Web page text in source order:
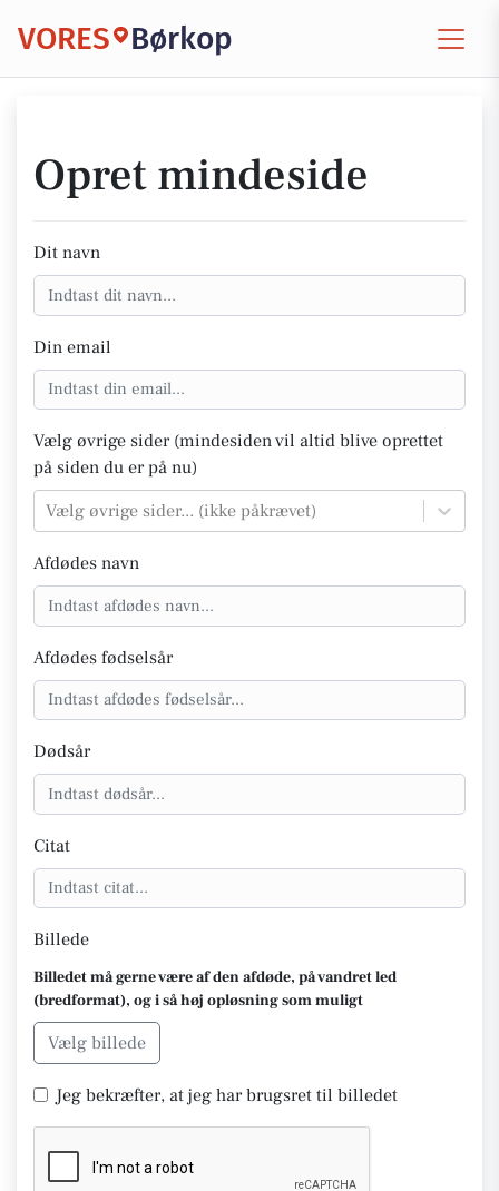
VORES Børkop
Opret mindeside
Dit navn
Din email
Vælg øvrige sider (mindesiden vil altid blive oprettet
på siden du er på nu)
Vælg øvrige sider... (ikke påkrævet)
Afdødes navn
Afdødes fødselsår
Dødsår
Citat
Billede
Billedet må gerne være af den afdøde, på vandret led
(bredformat), og i så høj opløsning som muligt
Vælg billede
Jeg bekræfter, at jeg har brugsret til billedet